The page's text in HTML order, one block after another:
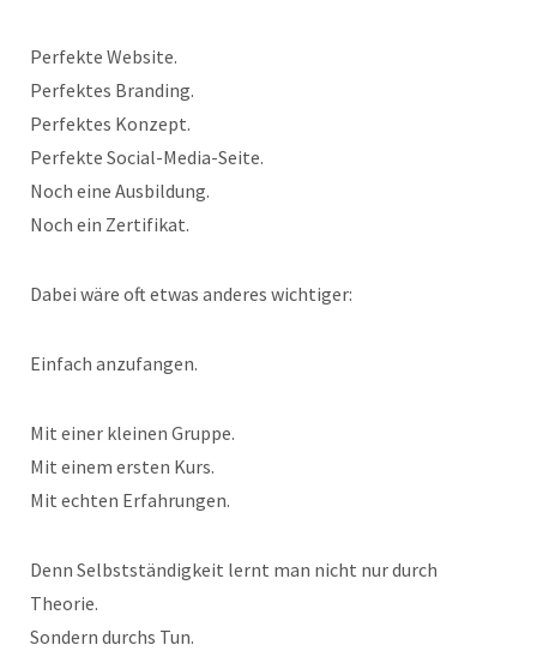
Perfekte Website.
Perfektes Branding.
Perfektes Konzept.
Perfekte Social-Media-Seite.
Noch eine Ausbildung.
Noch ein Zertifikat.
Dabei wäre oft etwas anderes wichtiger:
Einfach anzufangen.
Mit einer kleinen Gruppe.
Mit einem ersten Kurs.
Mit echten Erfahrungen.
Denn Selbstständigkeit lernt man nicht nur durch
Theorie.
Sondern durchs Tun.